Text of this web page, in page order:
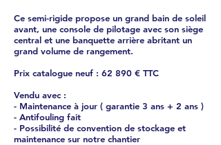
Ce semi-rigide propose un grand bain de soleil
avant, une console de pilotage avec son siège
central et une banquette arrière abritant un
grand volume de rangement.
Prix catalogue neuf : 62 890 € TTC
Vendu avec :
- Maintenance à jour ( garantie 3 ans + 2 ans )
- Antifouling fait
- Possibilité de convention de stockage et
maintenance sur notre chantier